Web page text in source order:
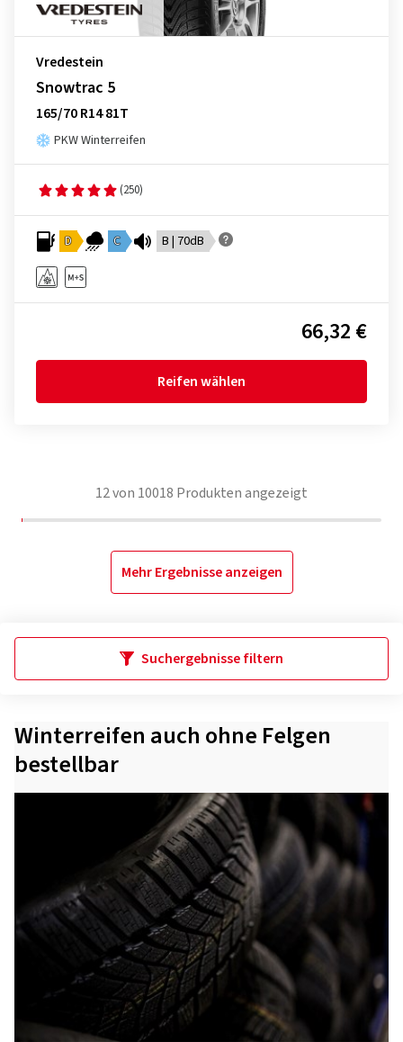
Vredestein
Snowtrac 5
165/70 R14 81T
PKW Winterreifen
(250)
D C B | 70dB
66,32 €
Reifen wählen
12von 10018 Produkten angezeigt
Mehr Ergebnisse anzeigen
Suchergebnisse filtern
Winterreifen auch ohne Felgen
bestellbar